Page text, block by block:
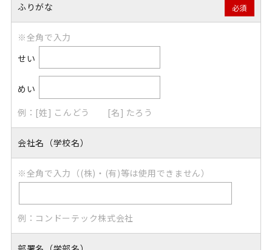
ふりがな 必須
※全角で入力
せい
めい
例：[姓] こんどう [名] たろう
会社名（学校名）
※全角で入力（(株)・(有)等は使用できません）
例：コンドーテック株式会社